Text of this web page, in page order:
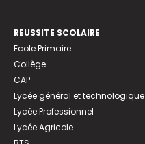
REUSSITE SCOLAIRE
Ecole Primaire
Collège
CAP
Lycée général et technologique
Lycée Professionnel
Lycée Agricole